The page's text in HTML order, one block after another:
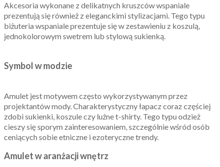
Akcesoria wykonane z delikatnych kruszców wspaniale
prezentują się również z eleganckimi stylizacjami. Tego typu
biżuteria wspaniale prezentuje się w zestawieniu z koszulą,
jednokolorowym swetrem lub stylową sukienką.
Symbol w modzie
Amulet jest motywem często wykorzystywanym przez
projektantów mody. Charakterystyczny łapacz coraz częściej
zdobi sukienki, koszule czy luźne t-shirty. Tego typu odzież
cieszy się sporym zainteresowaniem, szczególnie wśród osób
ceniących sobie etniczne i ezoteryczne trendy.
Amulet w aranżacji wnętrz